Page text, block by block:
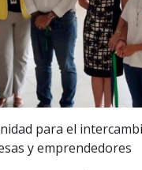
para el
y emprendedores
ARGENTINA
MÉXICO